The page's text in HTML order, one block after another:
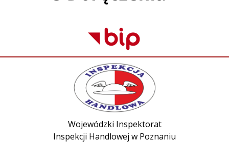
Wojewódzki Inspektorat
Inspekcji Handlowej w Poznaniu